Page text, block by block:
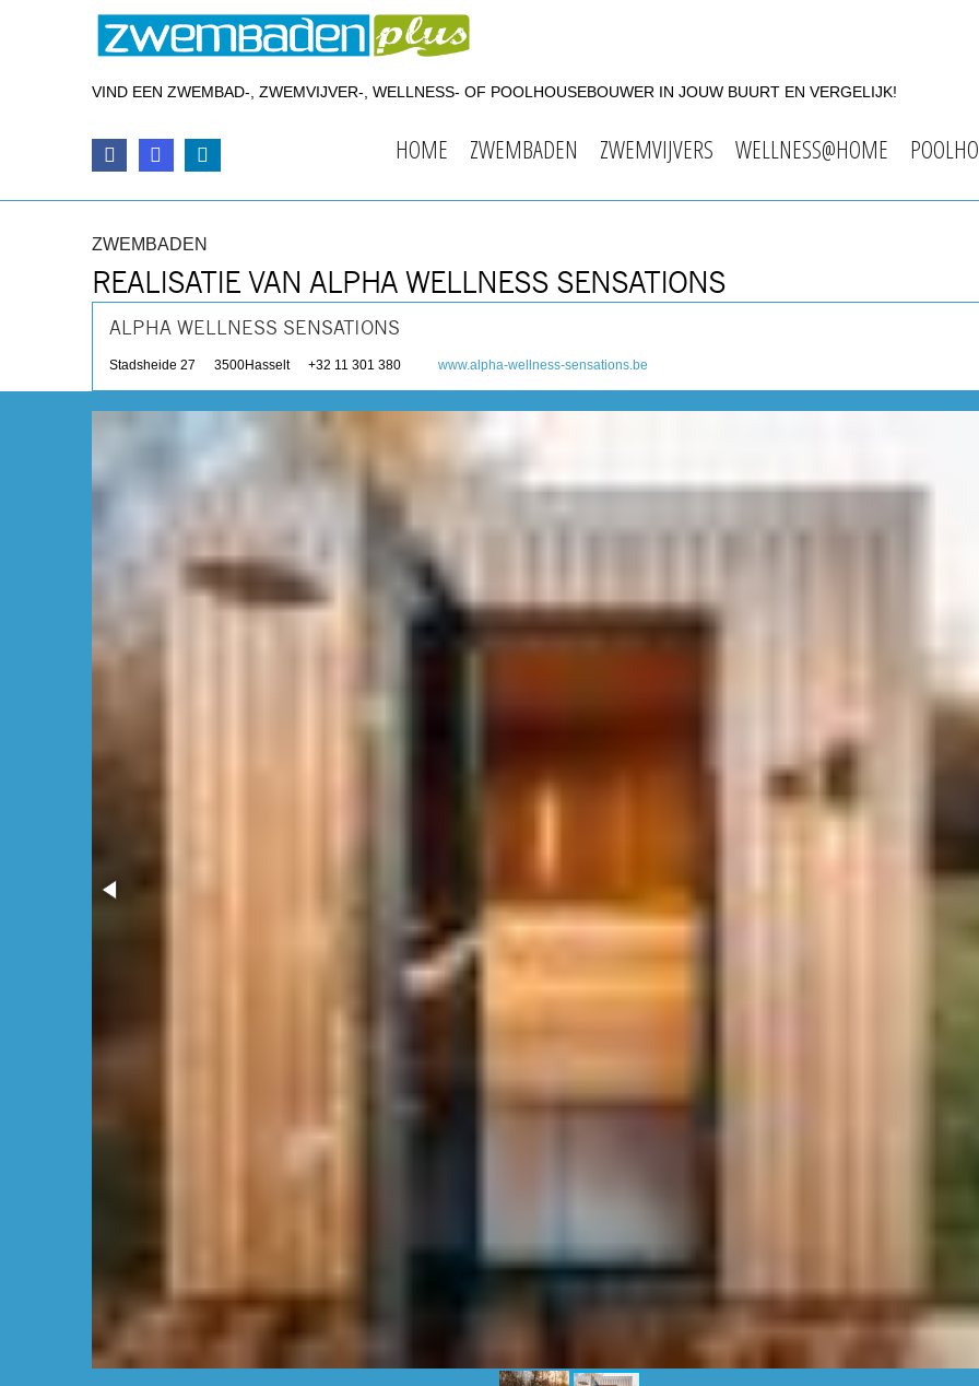
VIND EEN ZWEMBAD-, ZWEMVIJVER-, WELLNESS- OF POOLHOUSEBOUWER IN JOUW BUURT EN VERGELIJK!
HOME ZWEMBADEN ZWEMVIJVERS WELLNESS@HOME
ZWEMBADEN
REALISATIE VAN ALPHA WELLNESS SENSATIONS
ALPHA WELLNESS SENSATIONS
Stadsheide 27 3500Hasselt +32 11 301 380 www.alpha-wellness-sensations.be